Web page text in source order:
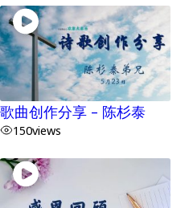
歌曲创作分享 – 陈杉泰
150views